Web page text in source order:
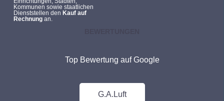
Kommunen sowie staatlichen
Dienststellen den Kauf auf
Rechnungan.
Top Bewertung auf Google
G.A.Luft